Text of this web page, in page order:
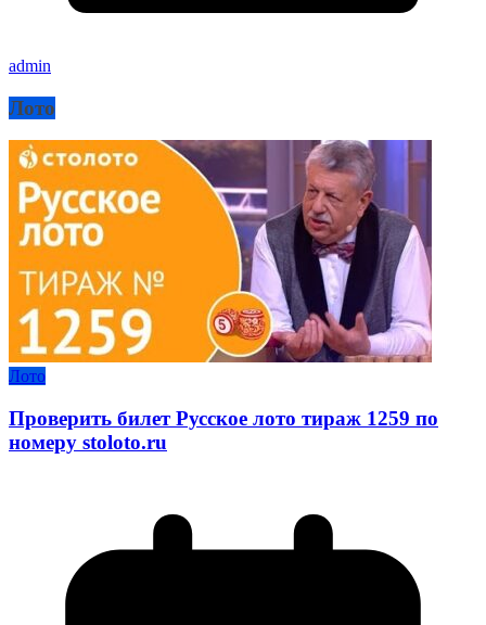
admin
Лото
Лото
Проверить билет Русское лото тираж 1259 по
номеру stoloto.ru